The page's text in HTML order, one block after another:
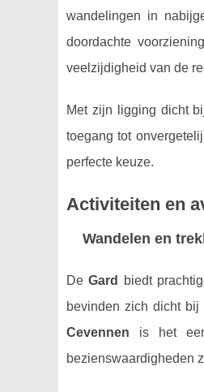
wandelingen in
doordachte
veelzijdigheid van de
Met zijn ligging dicht
toegang tot
perfecte keuze.
Activiteiten en
Wandelen en
DeGard biedt
bevinden zich dicht
Cevennen is het
bezienswaardigheden